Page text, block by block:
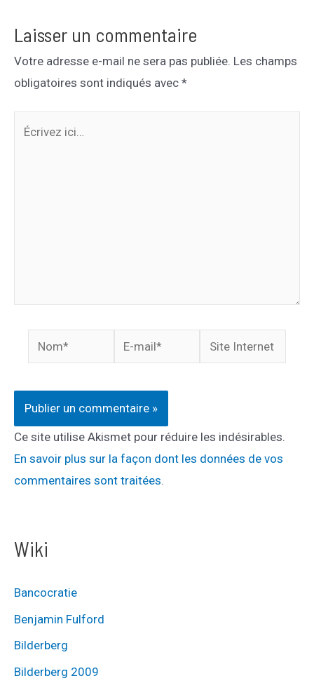
Wiki
Bancocratie
Benjamin Fulford
Bilderberg
Bilderberg 2009
Laisser un commentaire
Votre adresse e-mail ne sera pas publiée. Les champs
obligatoires sont indiqués avec *
Nom*
mail*
Site
Internet
Ce site utilise Akismet pour réduire les indésirables.
En savoir plus sur la façon dont les données de vos
commentaires sont traitées.